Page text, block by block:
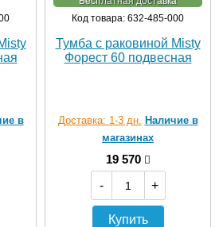
в
Код товара: 632-485-000
Тумба с раковиной Misty
Форест 60 подвесная
Доставка: 1-3 дн. Наличие в
магазинах
19 570
-
+
Купить